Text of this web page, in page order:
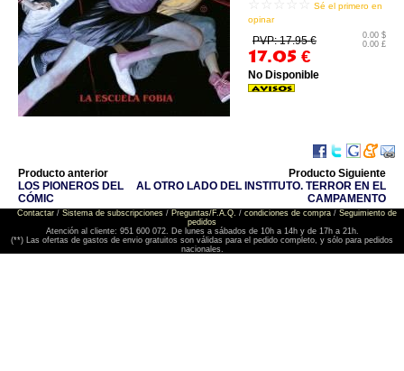
Sé el primero en
opinar
PVP: 17.95 €
17.05 €
0.00 $
0.00 £
No Disponible
Producto anterior
LOS PIONEROS DEL
CÓMIC
Producto Siguiente
AL OTRO LADO DEL INSTITUTO. TERROR EN EL
CAMPAMENTO
Contactar/ Sistema de subscripciones/ Preguntas/F.A.Q. / condiciones de compra/ Seguimiento de
pedidos
Atención al cliente: 951 600 072. De lunes a sábados de 10h a 14h y de 17h a 21h.
(**) Las ofertas de gastos de envio gratuitos son válidas para el pedido completo, y sólo para pedidos
nacionales.